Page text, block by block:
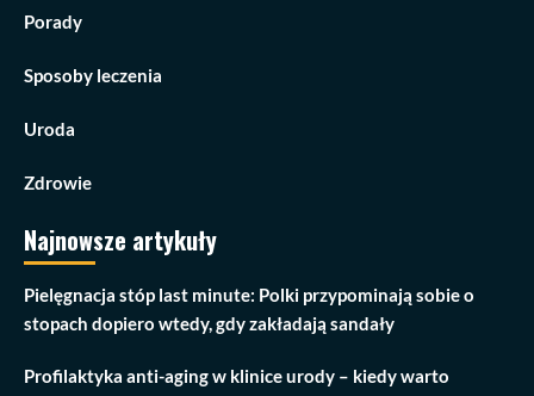
Porady
Sposoby leczenia
Uroda
Zdrowie
Najnowsze artykuły
Pielęgnacja stóp last minute: Polki przypominają sobie o
stopach dopiero wtedy, gdy zakładają sandały
Profilaktyka anti-aging w klinice urody – kiedy warto